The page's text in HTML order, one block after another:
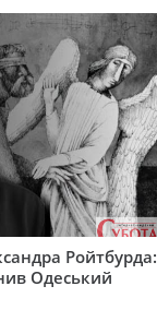
Ройтбурда:
Одеський